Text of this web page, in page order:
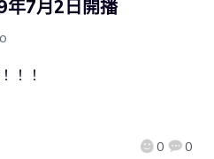
年7月2日開播
0 0
！！